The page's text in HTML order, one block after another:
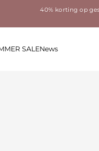
40% korting op
SALENews